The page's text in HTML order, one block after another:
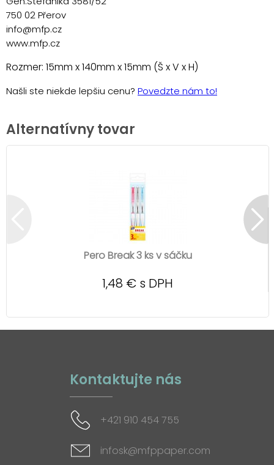
750 02 Přerov
info@mfp.cz
www.mfp.cz
Rozmer: 15mm x 140mm x 15mm (Š x V x H)
Našli ste niekde lepšiu cenu? Povedzte nám to!
Alternatívny tovar
Pero Break 3 ks v sáčku
1,48 € s DPH
Kontaktujte nás
+421 910 454 755
infosk@mfppaper.com